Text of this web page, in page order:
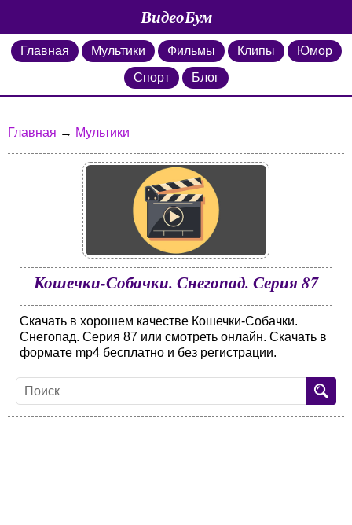
ВидеоБум
Главная Мультики Фильмы Клипы
Юмор
Спорт
Блог
Главная → Мультики
Кошечки-Собачки. Снегопад. Серия 87
Скачать в хорошем качестве Кошечки-Собачки.
Снегопад. Серия 87 или смотреть онлайн. Скачать в
формате mp4 бесплатно и без регистрации.